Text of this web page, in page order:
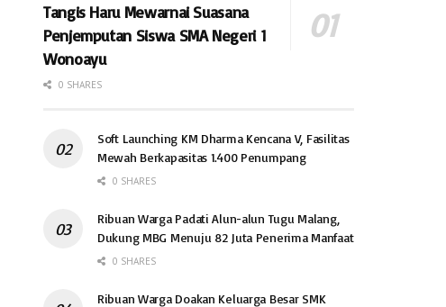
Tangis Haru Mewarnai Suasana
Penjemputan Siswa SMA Negeri 1
Wonoayu
0 SHARES
Soft Launching KM Dharma Kencana V, Fasilitas
Mewah Berkapasitas 1.400 Penumpang
0 SHARES
Ribuan Warga Padati Alun-alun Tugu Malang,
Dukung MBG Menuju 82 Juta Penerima Manfaat
0 SHARES
Ribuan Warga Doakan Keluarga Besar SMK